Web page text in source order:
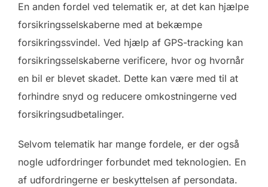
En anden fordel ved telematik er, at det kan hjælpe
forsikringsselskaberne med at bekæmpe
forsikringssvindel. Ved hjælp af GPS-tracking kan
forsikringsselskaberne verificere, hvor og hvornår
en bil er blevet skadet. Dette kan være med til at
forhindre snyd og reducere omkostningerne ved
forsikringsudbetalinger.
Selvom telematik har mange fordele, er der også
nogle udfordringer forbundet med teknologien. En
af udfordringerne er beskyttelsen af persondata.